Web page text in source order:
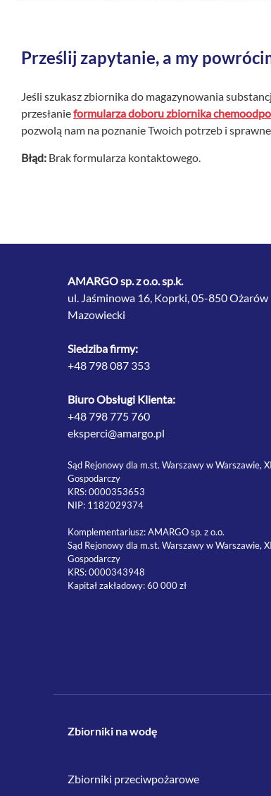
Prześlij zapytanie, a my
Jeśli szukasz zbiornika do magazynowania
przesłanieformularza doboru zbiornika
pozwolą nam na poznanie Twoich potrzeb i
Błąd: Brak formularza kontaktowego.
AMARGO sp. z o.o. sp.k.
ul. Jaśminowa 16, Koprki, 05-850 Ożarów
Mazowiecki
Siedziba firmy:
+48 798 087 353
Biuro Obsługi Klienta:
+48 798 775 760
eksperci@amargo.pl
Sąd Rejonowy dla m.st. Warszawy w Warszawie,
Gospodarczy
KRS: 0000353653
NIP: 1182029374
Komplementariusz: AMARGO sp. z o.o.
Sąd Rejonowy dla m.st. Warszawy w Warszawie,
Gospodarczy
KRS: 0000343948
Kapitał zakładowy: 60 000 zł
Zbiorniki na wodę
Zbiorniki przeciwpożarowe